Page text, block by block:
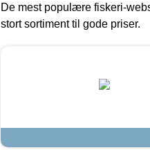
De mest populære fiskeri-
stort sortiment til gode priser.